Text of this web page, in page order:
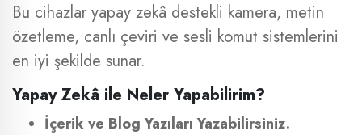
Bu cihazlar yapay zekâ destekli kamera, metin
özetleme, canlı çeviri ve sesli komut sistemlerini
en iyi şekilde sunar.
Yapay Zekâ ile Neler Yapabilirim?
İçerik ve Blog Yazıları Yazabilirsiniz.